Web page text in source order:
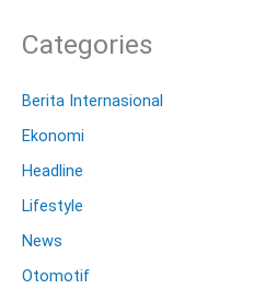
Categories
Berita Internasional
Ekonomi
Headline
Lifestyle
News
Otomotif